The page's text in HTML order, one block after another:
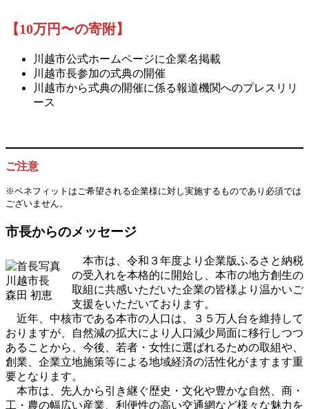
【10万円〜の寄附】
川越市公式ホームページに企業名掲載
川越市長参加の式典の開催
川越市から式典の開催に係る報道機関へのプレスリリ
ース
ご注意
※ベネフィットはご希望される企業様に対し実施するものであり必須では
ございません。
市長からのメッセージ
川越市長
森田 初恵
本市は、令和３年度より企業版ふるさと納税
の受入れを本格的に開始し、本市の地方創生の
取組に共感いただいた企業の皆様より温かいご
支援をいただいております。
近年、中核市である本市の人口は、３５万人台を維持して
おりますが、自然減の拡大により人口減少局面に移行しつつ
あることから、今後、若者・女性に選ばれるための取組や、
創業、企業立地施策等による地域経済の活性化がますます重
要となります。
本市は、先人から引き継ぐ歴史・文化や豊かな自然、商・
工・農の幅広い産業、利便性の高い交通網など様々な魅力を